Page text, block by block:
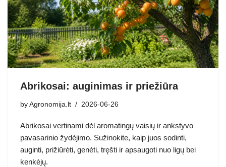
Abrikosai: auginimas ir priežiūra
by Agronomija.lt 2026-06-26
Abrikosai vertinami dėl aromatingų vaisių ir ankstyvo
pavasarinio žydėjimo. Sužinokite, kaip juos sodinti,
auginti, prižiūrėti, genėti, tręšti ir apsaugoti nuo ligų bei
kenkėjų.